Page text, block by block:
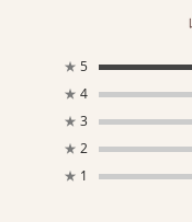
★ 5
★ 4
★ 3
★ 2
★ 1